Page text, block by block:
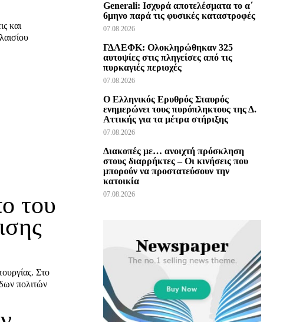
και
του
Στο
πολιτών
Generali: Ισχυρά αποτελέσματα το α΄
6μηνο παρά τις φυσικές καταστροφές
07.08.2026
ΓΔΑΕΦΚ: Ολοκληρώθηκαν 325
αυτοψίες στις πληγείσες από τις
πυρκαγιές περιοχές
07.08.2026
Ο Ελληνικός Ερυθρός Σταυρός
ενημερώνει τους πυρόπληκτους της Δ.
Αττικής για τα μέτρα στήριξης
07.08.2026
Διακοπές με… ανοιχτή πρόσκληση
στους διαρρήκτες – Οι κινήσεις που
μπορούν να προστατεύσουν την
κατοικία
07.08.2026